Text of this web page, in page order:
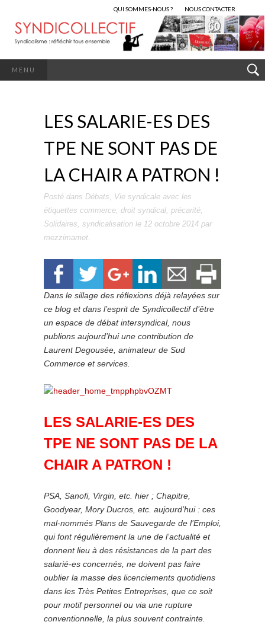
QUI SOMMES-NOUS ? NOUS CONTACTER
MENU
LES SALARIE-ES DES
TPE NE SONT PAS DE
LA CHAIR A PATRON !
Posté dans Débats, Vie syndicale avec les
étiquettes commerce, droit syndical, précarité,
Solidaires, syndicalisation le 12 octobre 2014 par
mezzimamet.
Dans le sillage des réflexions déjà relayées sur
ce blog et dans l’esprit de Syndicollectif d’être
un espace de débat intersyndical, nous
publions aujourd’hui une contribution de
Laurent Degousée, animateur de Sud
Commerce et services.
LES SALARIE-ES DES
TPE NE SONT PAS DE LA
CHAIR A PATRON !
PSA, Sanofi, Virgin, etc. hier ; Chapitre,
Goodyear, Mory Ducros, etc. aujourd’hui : ces
mal-nommés Plans de Sauvegarde de l’Emploi,
qui font régulièrement la une de l’actualité et
donnent lieu à des résistances de la part des
salarié-es concernés, ne doivent pas faire
oublier la masse des licenciements quotidiens
dans les Très Petites Entreprises, que ce soit
pour motif personnel ou via une rupture
conventionnelle, la plus souvent contrainte.